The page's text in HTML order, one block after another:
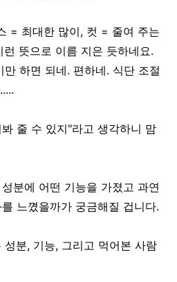
= 최대한 많이, 컷 = 줄여 주는
뜻으로 이름 지은 듯하네요.
하면 되네. 편하네. 식단 조절
줄 수 있지"라고 생각하니 맘
분에 어떤 기능을 가졌고 과연
느꼈을까가 궁금해질 겁니다.
성분, 기능, 그리고 먹어본 사람